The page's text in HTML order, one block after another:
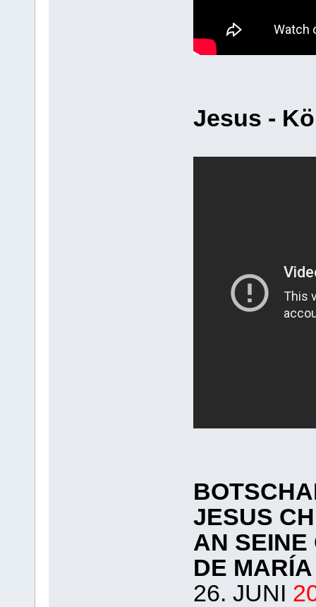
Jesus -
JESUS
AN SEINE
DE MARÍA
26. JUNI